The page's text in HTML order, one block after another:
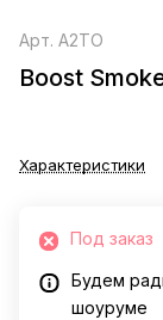
Арт. A2TO
Boost
Характеристики
Под заказ
Будем
шоуруме